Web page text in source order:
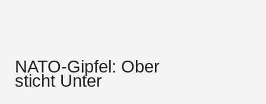
NATO-Gipfel: Ober
sticht Unter